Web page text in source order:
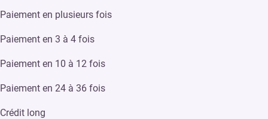
Paiement en plusieurs fois
Paiement en 3 à 4 fois
Paiement en 10 à 12 fois
Paiement en 24 à 36 fois
Crédit long